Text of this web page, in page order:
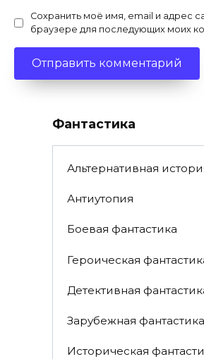
Сохранить моё имя, email и адрес
браузере для последующих моих
Фантастика
Альтернативная
Антиутопия
Боевая фантастика
Героическая
Детективная
Зарубежная фантастика
Историческая